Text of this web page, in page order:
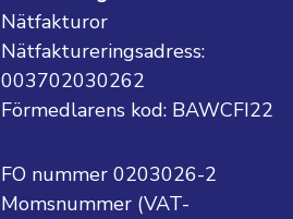
Nätfakturor
Nätfaktureringsadress:
003702030262
Förmedlarens kod: BAWCFI22
FO nummer 0203026-2
Momsnummer (VAT-